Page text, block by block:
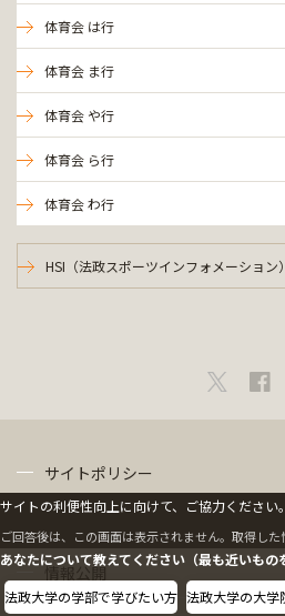
体育会 は行
体育会 ま行
体育会 や行
体育会 ら行
体育会 わ行
HSI（法政スポーツインフォメーション）
サイトポリシー
情報公開
サイトの利便性向上に向けて、ご協力ください。
ご回答後は、この画面は表示されません。取得した
あなたについて教えてください（最も近いもの
法政大学の学部で学びたい方 法政大学の大学